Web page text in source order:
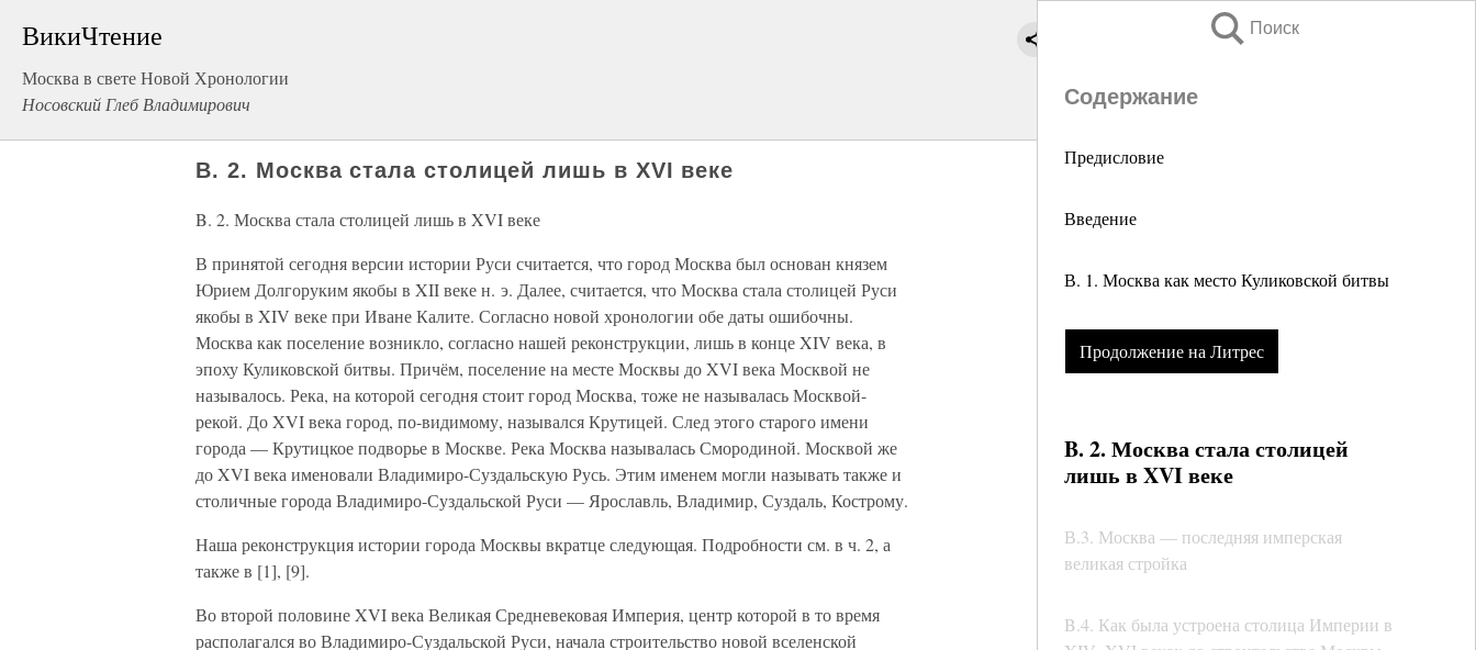
ВикиЧтение
Москва в свете Новой Хронологии
Носовский Глеб Владимирович
Поиск
Содержание
Предисловие
Введение
В. 1. Москва как место Куликовской битвы
Продолжение на Литрес
B. 2. Москва стала столицей
лишь в XVI веке
В.3. Москва — последняя имперская
великая стройка
B.4. Как была устроена столица Империи в
B. 2. Москва стала столицей лишь в XVI веке
B. 2. Москва стала столицей лишь в XVI веке
В принятой сегодня версии истории Руси считается, что город Москва был основан князем
Юрием Долгоруким якобы в XII веке н. э. Далее, считается, что Москва стала столицей Руси
якобы в XIV веке при Иване Калите. Согласно новой хронологии обе даты ошибочны.
Москва как поселение возникло, согласно нашей реконструкции, лишь в конце XIV века, в
эпоху Куликовской битвы. Причём, поселение на месте Москвы до XVI века Москвой не
называлось. Река, на которой сегодня стоит город Москва, тоже не называлась Москвой-
рекой. До XVI века город, по-видимому, назывался Крутицей. След этого старого имени
города — Крутицкое подворье в Москве. Река Москва называлась Смородиной. Москвой же
до XVI века именовали Владимиро-Суздальскую Русь. Этим именем могли называть также и
столичные города Владимиро-Суздальской Руси — Ярославль, Владимир, Суздаль, Кострому.
Наша реконструкция истории города Москвы вкратце следующая. Подробности см. в ч. 2, а
также в [1], [9].
Во второй половине XVI века Великая Средневековая Империя, центр которой в то время
располагался во Владимиро-Суздальской Руси, начала строительство новой вселенской